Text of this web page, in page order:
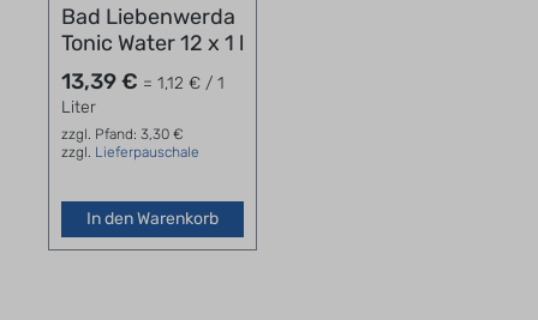
Bad Liebenwerda
Tonic Water 12 x 1 l
13,39 € = 1,12 € / 1
Liter
zzgl. Pfand: 3,30 €
zzgl. Lieferpauschale
In den Warenkorb